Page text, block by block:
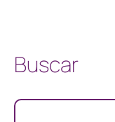
Buscar